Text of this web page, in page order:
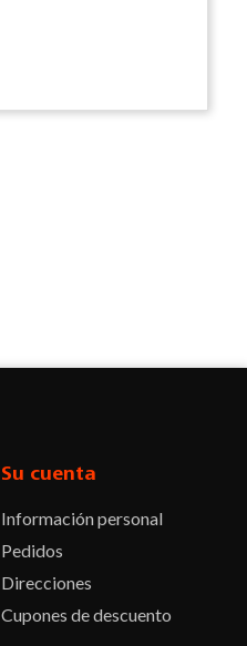
Su cuenta
Información personal
Pedidos
Direcciones
Cupones de descuento